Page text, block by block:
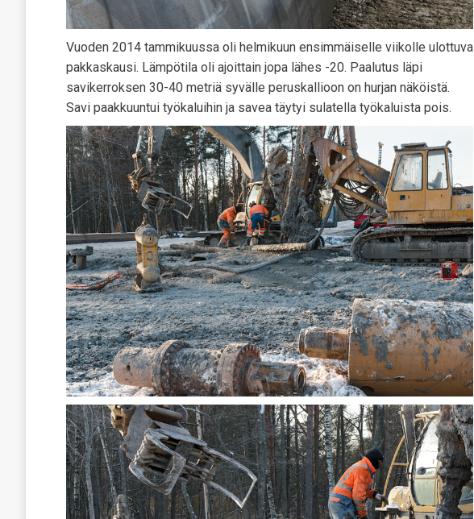
Vuoden 2014 tammikuussa oli helmikuun ensimmäiselle viikolle ulottuva
pakkaskausi. Lämpötila oli ajoittain jopa lähes -20. Paalutus läpi
savikerroksen 30-40 metriä syvälle peruskallioon on hurjan näköistä.
Savi paakkuuntui työkaluihin ja savea täytyi sulatella työkaluista pois.